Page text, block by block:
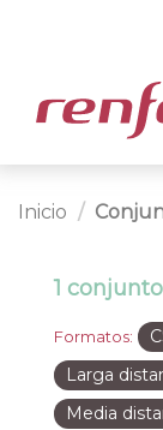
Inicio
1
Formatos:
Larga
Media